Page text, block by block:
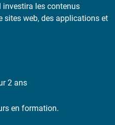
les contenus
sites web, des applications et
2 ans
en formation.